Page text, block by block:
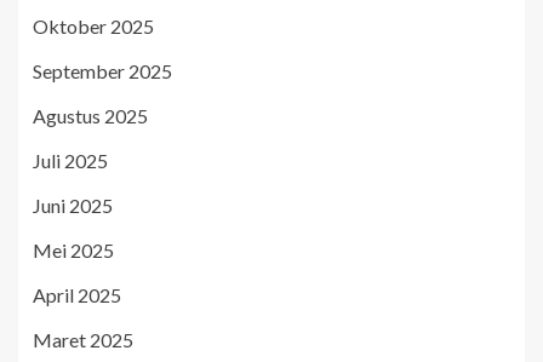
Oktober 2025
September 2025
Agustus 2025
Juli 2025
Juni 2025
Mei 2025
April 2025
Maret 2025